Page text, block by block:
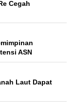
Cegah
ASN
Laut Dapat